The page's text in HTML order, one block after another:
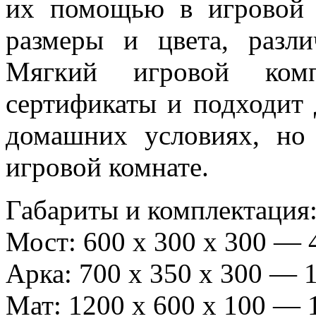
их помощью в игровой
размеры и цвета,
Мягкий игровой
сертификаты и подходит
домашних условиях,
игровой комнате.
Габариты и
Мост: 600 х 300 х 300 —
Арка: 700 х 350 х 300 —
Мат: 1200 х 600 х 100 —